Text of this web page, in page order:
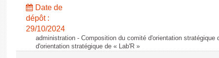
Date de
dépôt :
29/10/2024
administration - Composition du comité d'orientation stratégique
d'orientation stratégique de « Lab'R »